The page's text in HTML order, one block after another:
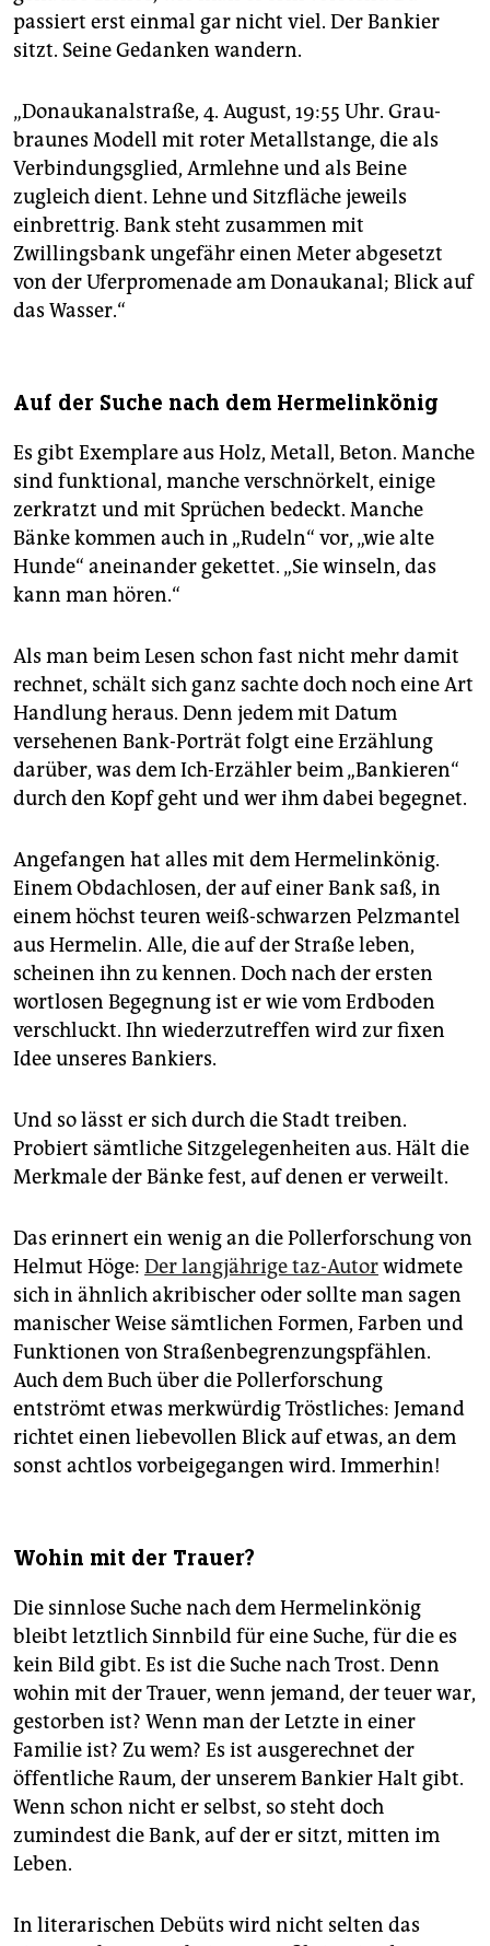
passiert erst einmal gar nicht viel. Der Bankier
sitzt. Seine Gedanken wandern.
„Donaukanalstraße, 4. August, 19:55 Uhr. Grau-
braunes Modell mit roter Metallstange, die als
Verbindungsglied, Armlehne und als Beine
zugleich dient. Lehne und Sitzfläche jeweils
einbrettrig. Bank steht zusammen mit
Zwillingsbank ungefähr einen Meter abgesetzt
von der Uferpromenade am Donaukanal; Blick auf
das Wasser.“
Auf der Suche nach dem Hermelinkönig
Es gibt Exemplare aus Holz, Metall, Beton. Manche
sind funktional, manche verschnörkelt, einige
zerkratzt und mit Sprüchen bedeckt. Manche
Bänke kommen auch in „Rudeln“ vor, „wie alte
Hunde“ aneinander gekettet. „Sie winseln, das
kann man hören.“
Als man beim Lesen schon fast nicht mehr damit
rechnet, schält sich ganz sachte doch noch eine Art
Handlung heraus. Denn jedem mit Datum
versehenen Bank-Porträt folgt eine Erzählung
darüber, was dem Ich-Erzähler beim „Bankieren“
durch den Kopf geht und wer ihm dabei begegnet.
Angefangen hat alles mit dem Hermelinkönig.
Einem Obdachlosen, der auf einer Bank saß, in
einem höchst teuren weiß-schwarzen Pelzmantel
aus Hermelin. Alle, die auf der Straße leben,
scheinen ihn zu kennen. Doch nach der ersten
wortlosen Begegnung ist er wie vom Erdboden
verschluckt. Ihn wiederzutreffen wird zur fixen
Idee unseres Bankiers.
Und so lässt er sich durch die Stadt treiben.
Probiert sämtliche Sitzgelegenheiten aus. Hält die
Merkmale der Bänke fest, auf denen er verweilt.
Das erinnert ein wenig an die Pollerforschung von
Helmut Höge: Der langjährige taz-Autorwidmete
sich in ähnlich akribischer oder sollte man sagen
manischer Weise sämtlichen Formen, Farben und
Funktionen von Straßenbegrenzungspfählen.
Auch dem Buch über die Pollerforschung
entströmt etwas merkwürdig Tröstliches: Jemand
richtet einen liebevollen Blick auf etwas, an dem
sonst achtlos vorbeigegangen wird. Immerhin!
Wohin mit der Trauer?
Die sinnlose Suche nach dem Hermelinkönig
bleibt letztlich Sinnbild für eine Suche, für die es
kein Bild gibt. Es ist die Suche nach Trost. Denn
wohin mit der Trauer, wenn jemand, der teuer war,
gestorben ist? Wenn man der Letzte in einer
Familie ist? Zu wem? Es ist ausgerechnet der
öffentliche Raum, der unserem Bankier Halt gibt.
Wenn schon nicht er selbst, so steht doch
zumindest die Bank, auf der er sitzt, mitten im
Leben.
In literarischen Debüts wird nicht selten das